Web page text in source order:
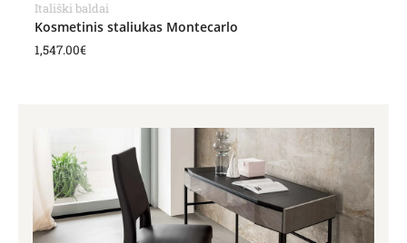
Itališki baldai
Kosmetinis staliukas Montecarlo
1,547.00€